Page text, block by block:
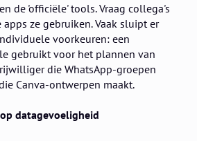
de 'officiële' tools. Vraag collega's
ze gebruiken. Vaak sluipt er
voorkeuren: een
gebruikt voor het plannen van
die WhatsApp-groepen
Canva-ontwerpen maakt.
datagevoeligheid